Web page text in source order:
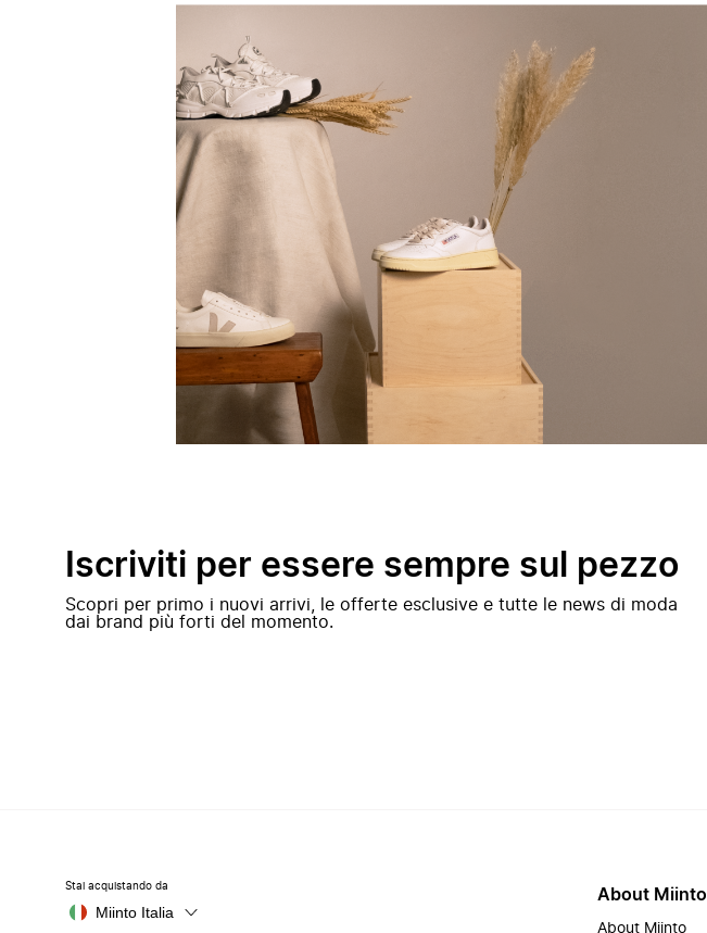
Iscriviti per essere sempre sul pezzo
Scopri per primo i nuovi arrivi, le offerte esclusive e tutte le news di moda
dai brand più forti del momento.
Stai acquistando da
Miinto Italia
About Miinto
About Miinto